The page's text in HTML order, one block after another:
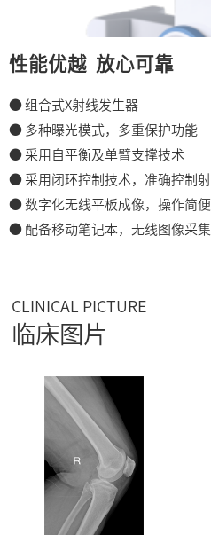
性能优越 放心可靠
● 组合式X射线发生器
● 多种曝光模式，多重保护功能
● 采用自平衡及单臂支撑技术
● 采用闭环控制技术，准确控制
● 数字化无线平板成像，操作简
● 配备移动笔记本，无线图像采集
CLINICAL PICTURE
临床图片